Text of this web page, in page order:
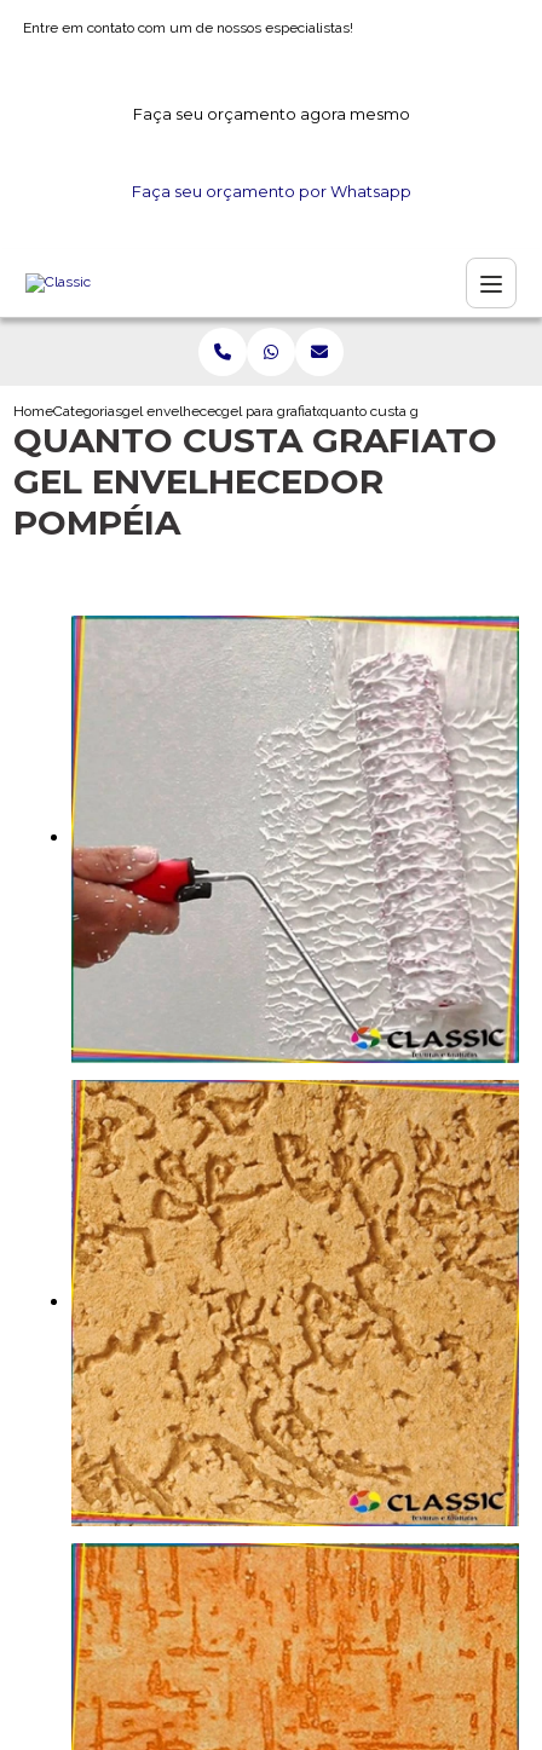
Entre em contato com um de nossos especialistas!
Faça seu orçamento agora mesmo
Faça seu orçamento por Whatsapp
HomeCategoriasgel envelhecedorgel para grafiatoquanto custa grafiato gel
QUANTO CUSTA GRAFIATO
GEL ENVELHECEDOR
POMPÉIA